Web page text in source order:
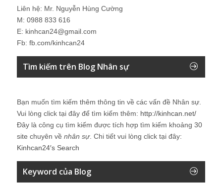
Liên hệ: Mr. Nguyễn Hùng Cường
M: 0988 833 616
E: kinhcan24@gmail.com
Fb: fb.com/kinhcan24
Tìm kiếm trên Blog Nhân sự
Bạn muốn tìm kiếm thêm thông tin về các vấn đề Nhân sự.
Vui lòng click tại đây để tìm kiếm thêm: http://kinhcan.net/
Đây là công cụ tìm kiếm được tích hợp tìm kiếm khoảng 30
site chuyên về nhân sự. Chi tiết vui lòng click tại đây:
Kinhcan24′s Search
Keyword của Blog